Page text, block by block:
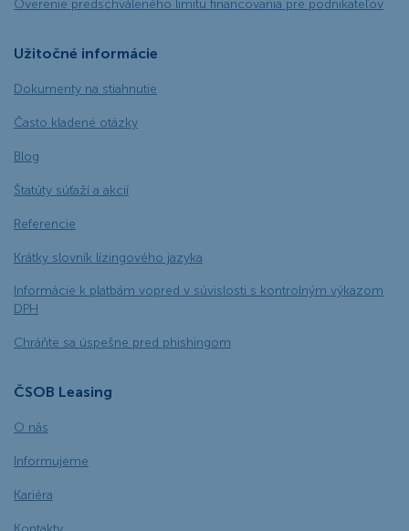
Overenie predschváleného limitu financovania pre podnikateľov
Užitočné informácie
Dokumenty na stiahnutie
Často kladené otázky
Blog
Štatúty súťaží a akcií
Referencie
Krátky slovník lízingového jazyka
Informácie k platbám vopred v súvislosti s kontrolným výkazom
DPH
Chráňte sa úspešne pred phishingom
ČSOB Leasing
O nás
Informujeme
Kariéra